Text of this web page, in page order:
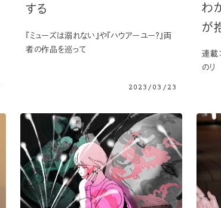
する
『ミューズは溺れない』や『ハウアーユー？』両
者の作品を巡って
2023/03/23
わ
が
連載
のり